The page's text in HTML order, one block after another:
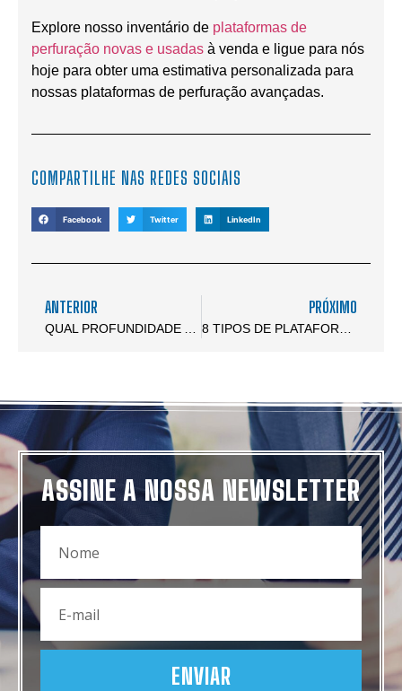
Explore nosso inventário de plataformas de
perfuração novas e usadas à venda e ligue para nós
hoje para obter uma estimativa personalizada para
nossas plataformas de perfuração avançadas.
COMPARTILHE NAS REDES SOCIAIS
Facebook Twitter LinkedIn
ANTERIOR PRÓXIMO
ASSINE A NOSSA NEWSLETTER
ENVIAR